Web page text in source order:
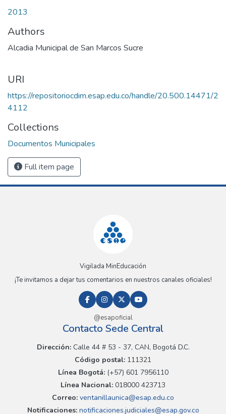
2013
Authors
Alcadia Municipal de San Marcos Sucre
URI
https://repositoriocdim.esap.edu.co/handle/20.500.14471/2
4112
Collections
Documentos Municipales
Full item page
Vigilada MinEducación
¡Te invitamos a dejar tus comentarios en nuestros canales oficiales!
@esapoficial
Contacto Sede Central
Dirección:Calle 44 # 53 - 37, CAN, Bogotá D.C.
Código postal: 111321
Línea Bogotá:(+57) 601 7956110
Línea Nacional: 018000 423713
Correo: ventanillaunica@esap.edu.co
Notificaciones:notificaciones.judiciales@esap.gov.co